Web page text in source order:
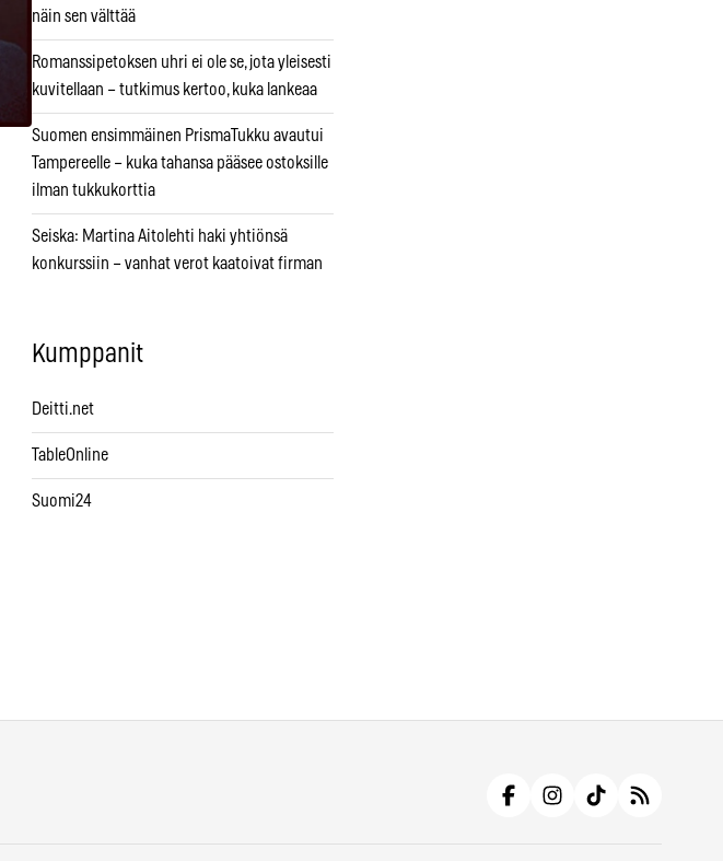
näin sen välttää
Romanssipetoksen uhri ei ole se, jota yleisesti
kuvitellaan – tutkimus kertoo, kuka lankeaa
Suomen ensimmäinen PrismaTukku avautui
Tampereelle – kuka tahansa pääsee ostoksille
ilman tukkukorttia
Seiska: Martina Aitolehti haki yhtiönsä
konkurssiin – vanhat verot kaatoivat firman
Kumppanit
Deitti.net
TableOnline
Suomi24